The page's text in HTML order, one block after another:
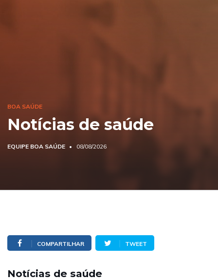
BOA SAÚDE
Notícias de saúde
EQUIPE BOA SAÚDE 08/08/2026
COMPARTILHAR TWEET
Notícias de saúde